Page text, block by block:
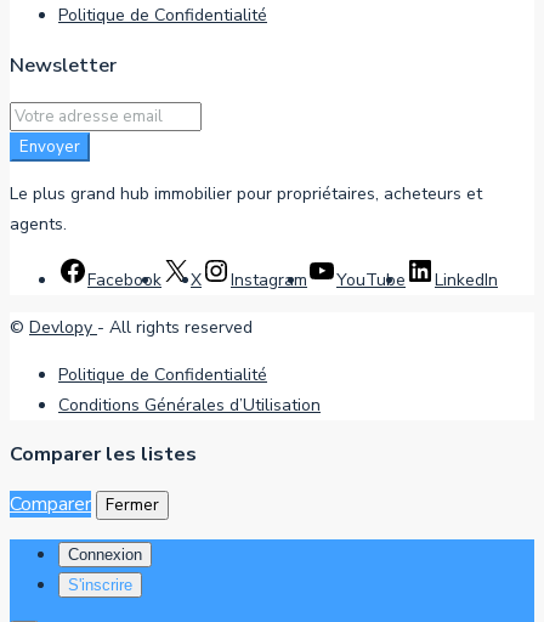
Politique de Confidentialité
Newsletter
Envoyer
Le plus grand hub immobilier pour propriétaires, acheteurs et
agents.
Facebook X Instagram YouTube LinkedIn
© Devlopy - All rights reserved
Politique de Confidentialité
Conditions Générales d’Utilisation
Comparer les listes
Comparer
Fermer
Connexion
S'inscrire